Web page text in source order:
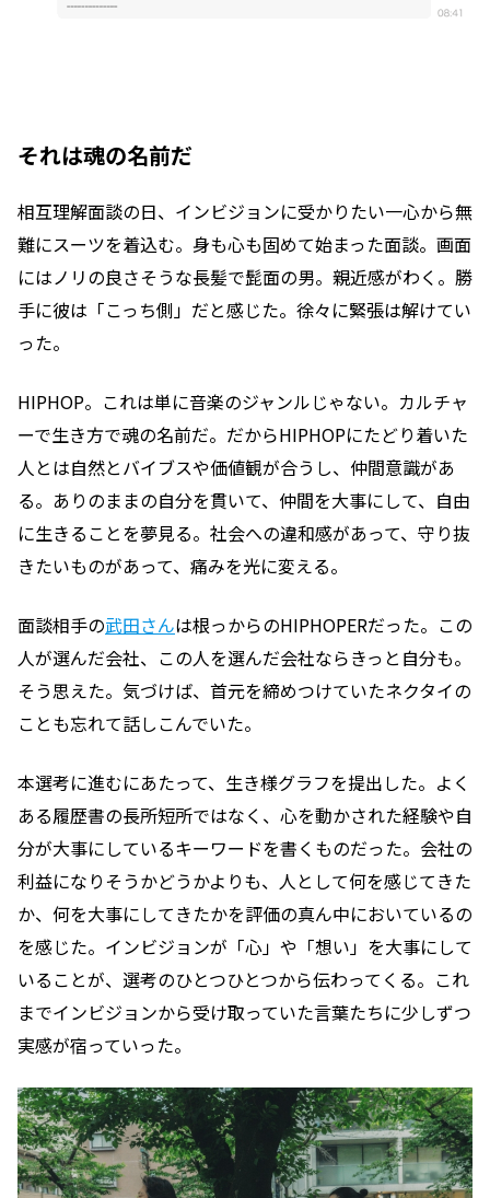
それは魂の名前だ
相互理解面談の日、インビジョンに受かりたい一心から無
難にスーツを着込む。身も心も固めて始まった面談。画面
にはノリの良さそうな長髪で髭面の男。親近感がわく。勝
手に彼は「こっち側」だと感じた。徐々に緊張は解けてい
った。
HIPHOP。これは単に音楽のジャンルじゃない。カルチャ
ーで生き方で魂の名前だ。だからHIPHOPにたどり着いた
人とは自然とバイブスや価値観が合うし、仲間意識があ
る。ありのままの自分を貫いて、仲間を大事にして、自由
に生きることを夢見る。社会への違和感があって、守り抜
きたいものがあって、痛みを光に変える。
面談相手の武田さんは根っからのHIPHOPERだった。この
人が選んだ会社、この人を選んだ会社ならきっと自分も。
そう思えた。気づけば、首元を締めつけていたネクタイの
ことも忘れて話しこんでいた。
本選考に進むにあたって、生き様グラフを提出した。よく
ある履歴書の長所短所ではなく、心を動かされた経験や自
分が大事にしているキーワードを書くものだった。会社の
利益になりそうかどうかよりも、人として何を感じてきた
か、何を大事にしてきたかを評価の真ん中においているの
を感じた。インビジョンが「心」や「想い」を大事にして
いることが、選考のひとつひとつから伝わってくる。これ
までインビジョンから受け取っていた言葉たちに少しずつ
実感が宿っていった。